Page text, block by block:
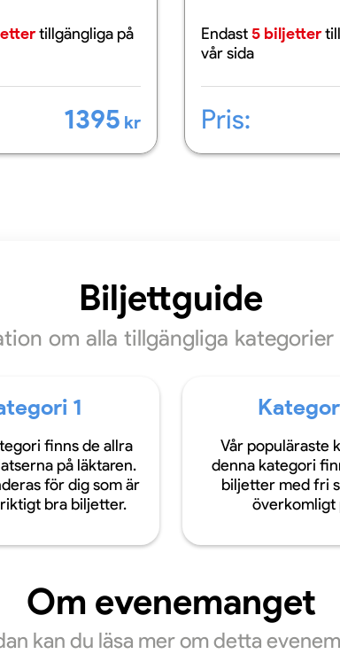
tillgängliga på
1395 kr
Endast 5 biljetter
vår sida
Pris:
Biljettguide
om alla tillgängliga
1
finns de allra
på läktaren.
för dig som är
bra biljetter.
Vår populäraste
denna kategori
biljetter med fri
överkomligt
Om evenemanget
kan du läsa mer om detta